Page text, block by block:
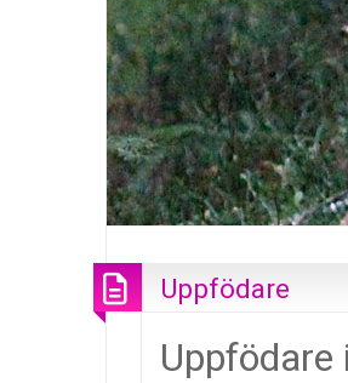
Uppfödare
Uppfödare